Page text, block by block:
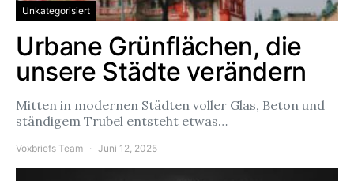
Unkategorisiert
Urbane Grünflächen, die
unsere Städte verändern
Mitten in modernen Städten voller Glas, Beton und
ständigem Trubel entsteht etwas…
Voxbriefs Team Juni 12, 2025